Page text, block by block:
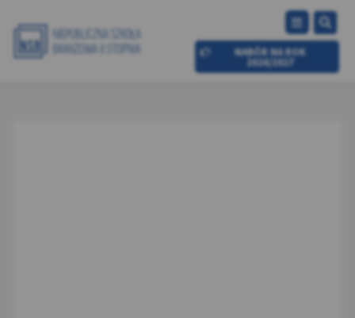
NABÓR NA ROK
2026/2027